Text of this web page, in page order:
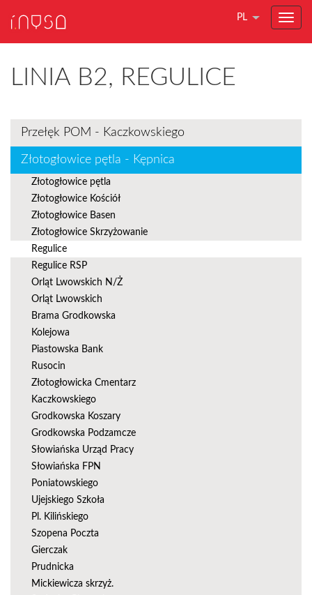
PL
LINIA B2, REGULICE
Przełęk POM - Kaczkowskiego
Złotogłowice pętla - Kępnica
Złotogłowice pętla
Złotogłowice Kościół
Złotogłowice Basen
Złotogłowice Skrzyżowanie
Regulice
Regulice RSP
Orląt Lwowskich N/Ż
Orląt Lwowskich
Brama Grodkowska
Kolejowa
Piastowska Bank
Rusocin
Złotogłowicka Cmentarz
Kaczkowskiego
Grodkowska Koszary
Grodkowska Podzamcze
Słowiańska Urząd Pracy
Słowiańska FPN
Poniatowskiego
Ujejskiego Szkoła
Pl. Kilińskiego
Szopena Poczta
Gierczak
Prudnicka
Mickiewicza skrzyż.